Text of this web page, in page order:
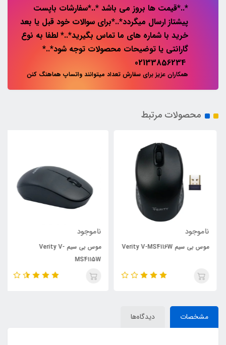
*..*قیمت ها بروز می باشد *..*سفارشات باپست
پیشتاز ارسال میگردد*..*برای سوالات خود قبل یا بعد
خرید با شماره های ما تماس بگیرید*..* لطفا به نوع
گارانتی یا توضیحات محصولات توجه شود*..*
همکاران عزیز برای سفارش تعداد میتوانند واتساپ هماهنگ کنن
محصولات مرتبط
ناموجود
موس بی سیم Verity V-MS4116W
ناموجود
موس بی سیم Verity V-
MS4115W
مشخصات دیدگاه‌ها